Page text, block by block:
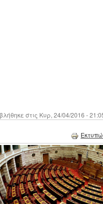
στις Κυρ, 24/04/2016 -